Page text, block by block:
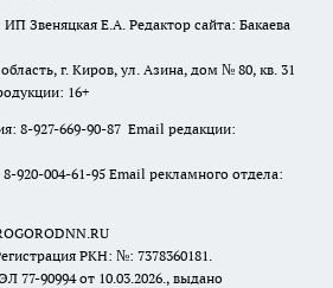
Звеняцкая Е.А. Редактор сайта: Бакаева
г. Киров, ул. Азина, дом № 80, кв. 31
16+
8-927-669-90-87 Email редакции:
920-004-61-95 Email рекламного отдела:
РКН: №: 7378360181.
77-90994 от 10.03.2026., выдано